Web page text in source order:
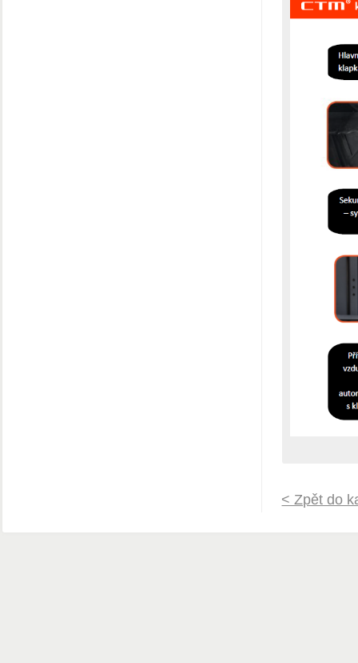
< Zpět do